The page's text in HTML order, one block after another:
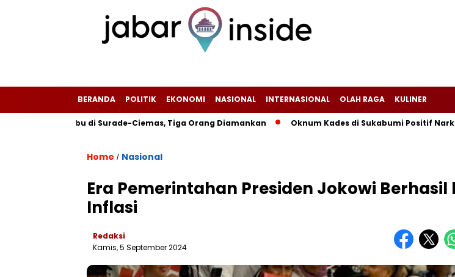
BERANDA POLITIK EKONOMI NASIONAL INTERNASIONAL OLAH RAGA KULINER
Sabu di Surade-Ciemas, Tiga Orang Diamankan Oknum Kades di Sukabumi Positif Narkoba,
Home / Nasional
Era Pemerintahan Presiden Jokowi
Inflasi
Redaksi
Kamis, 5 September 2024